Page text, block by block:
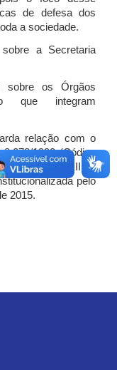
de defesa dos
a sociedade.
a Secretaria
sobre os Órgãos
que integram
relação com o
1990 (Código
incisos I, II e III do
pelo
2015.